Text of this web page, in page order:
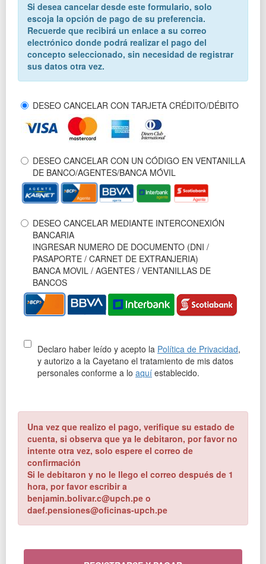
Si desea cancelar desde este formulario, solo
escoja la opción de pago de su preferencia.
Recuerde que recibirá un enlace a su correo
electrónico donde podrá realizar el pago del
concepto seleccionado, sin necesidad de registrar
sus datos otra vez.
DESEO CANCELAR CON TARJETA CRÉDITO/DÉBITO
DESEO CANCELAR CON UN CÓDIGO EN VENTANILLA
DE BANCO/AGENTES/BANCA MÓVIL
DESEO CANCELAR MEDIANTE INTERCONEXIÓN
BANCARIA
INGRESAR NUMERO DE DOCUMENTO (DNI /
PASAPORTE / CARNET DE EXTRANJERIA)
BANCA MOVIL / AGENTES / VENTANILLAS DE
BANCOS
Declaro haber leído y acepto la Política de Privacidad,
y autorizo a la Cayetano el tratamiento de mis datos
personales conforme a lo aquí establecido.
Una vez que realizo el pago, verifique su estado de
cuenta, si observa que ya le debitaron, por favor no
intente otra vez, solo espere el correo de
confirmación
Si le debitaron y no le llego el correo después de 1
hora, por favor escribir a
benjamin.bolivar.c@upch.pe o
daef.pensiones@oficinas-upch.pe